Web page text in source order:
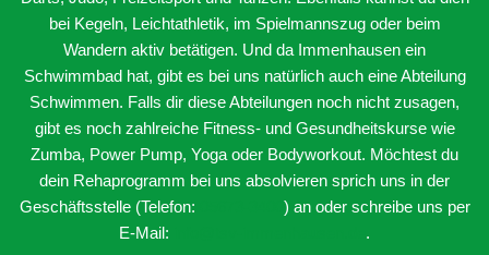
bei Kegeln, Leichtathletik, im Spielmannszug oder beim
Wandern aktiv betätigen. Und da Immenhausen ein
Schwimmbad hat, gibt es bei uns natürlich auch eine Abteilung
Schwimmen. Falls dir diese Abteilungen noch nicht zusagen,
gibt es noch zahlreiche Fitness- und Gesundheitskurse wie
Zumba, Power Pump, Yoga oder Bodyworkout. Möchtest du
dein Rehaprogramm bei uns absolvieren sprich uns in der
Geschäftsstelle (Telefon:
) an oder schreibe uns per
E-Mail:
.